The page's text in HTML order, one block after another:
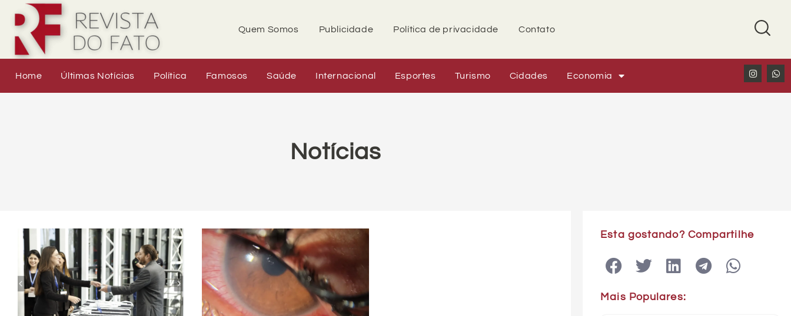
Quem Somos Publicidade Política de privacidade Contato
Home Últimas Notícias Política Famosos Saúde Internacional Esportes Turismo Cidades Economia
Notícias
Esta gostando? Compartilhe
Mais Populares: